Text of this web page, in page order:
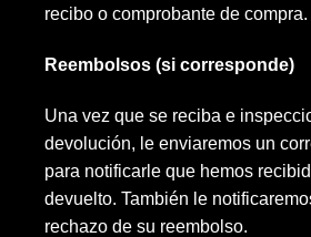
recibo o comprobante de compra.
Reembolsos (si corresponde)
Una vez que se reciba e
devolución, le enviaremos un
para notificarle que hemos
devuelto. También le
rechazo de su reembolso.